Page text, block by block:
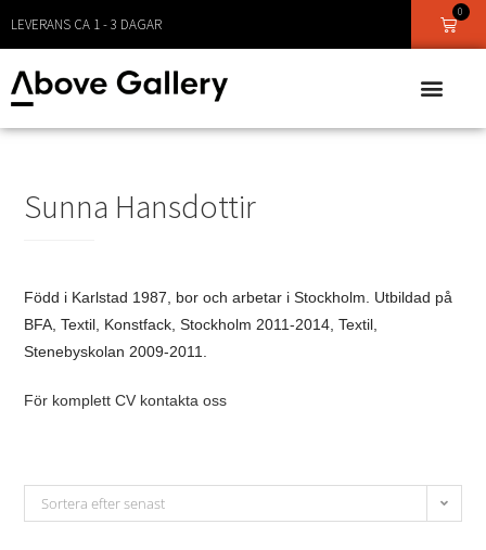
LEVERANS CA 1 - 3 DAGAR
0
Sunna Hansdottir
Född i Karlstad 1987, bor och arbetar i Stockholm. Utbildad på
BFA, Textil, Konstfack, Stockholm 2011-2014, Textil,
Stenebyskolan 2009-2011.
För komplett CV kontakta oss
Sortera efter senast